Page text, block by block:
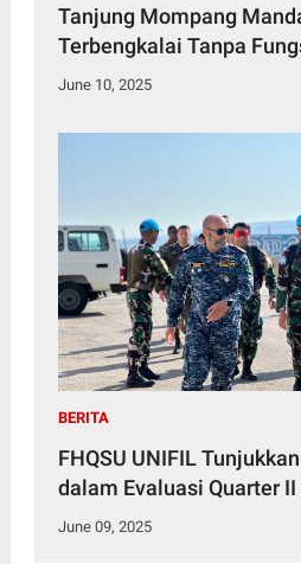
Tanjung Mompang
Terbengkalai Tanpa
June 10, 2025
BERITA
FHQSU UNIFIL
dalam Evaluasi Quarter II
June 09, 2025